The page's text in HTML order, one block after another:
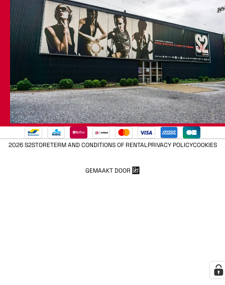
2026 S2STORETERM AND CONDITIONS OF RENTALPRIVACY POLICYCOOKIES
GEMAAKT DOOR